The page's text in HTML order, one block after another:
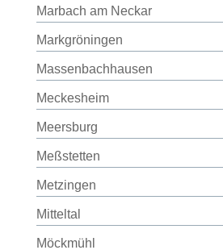
Marbach am Neckar
Markgröningen
Massenbachhausen
Meckesheim
Meersburg
Meßstetten
Metzingen
Mitteltal
Möckmühl